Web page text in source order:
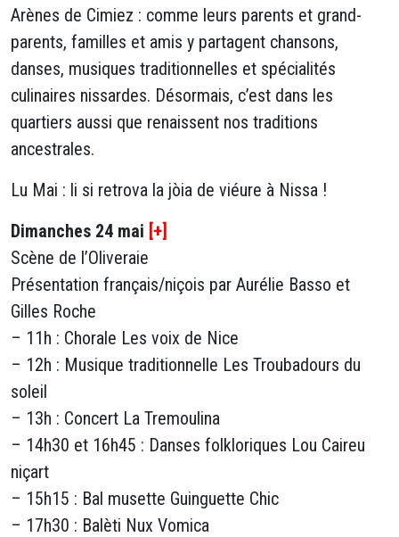
Arènes de Cimiez : comme leurs parents et grand-
parents, familles et amis y partagent chansons,
danses, musiques traditionnelles et spécialités
culinaires nissardes. Désormais, c’est dans les
quartiers aussi que renaissent nos traditions
ancestrales.
Lu Mai : li si retrova la jòia de viéure à Nissa !
Dimanches 24 mai [+]
Scène de l’Oliveraie
Présentation français/niçois par Aurélie Basso et
Gilles Roche
– 11h : Chorale Les voix de Nice
– 12h : Musique traditionnelle Les Troubadours du
soleil
– 13h : Concert La Tremoulina
– 14h30 et 16h45 : Danses folkloriques Lou Caireu
niçart
– 15h15 : Bal musette Guinguette Chic
– 17h30 : Balèti Nux Vomica